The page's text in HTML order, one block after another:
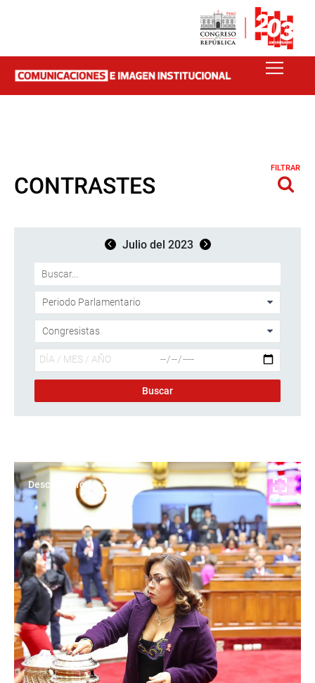
CONTRASTES
FILTRAR
Julio del 2023
Descargar foto